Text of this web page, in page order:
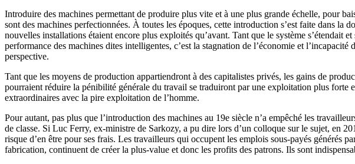
Introduire des machines permettant de produire plus vite et à une plus grande échelle, pour
sont des machines perfectionnées. À toutes les époques, cette introduction s’est faite dans
nouvelles installations étaient encore plus exploités qu’avant. Tant que le système s’étendait
performance des machines dites intelligentes, c’est la stagnation de l’économie et
perspective.
Tant que les moyens de production appartiendront à des capitalistes privés, les gains de
pourraient réduire la pénibilité générale du travail se traduiront par une exploitation plus forte
extraordinaires avec la pire exploitation de l’homme.
Pour autant, pas plus que l’introduction des machines au 19e siècle n’a empêché les
de classe. Si Luc Ferry, ex-ministre de Sarkozy, a pu dire lors d’un colloque sur le sujet, en
risque d’en être pour ses frais. Les travailleurs qui occupent les emplois sous-payés générés
fabrication, continuent de créer la plus-value et donc les profits des patrons. Ils sont